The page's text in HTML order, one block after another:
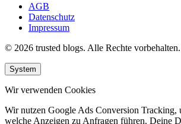
AGB
Datenschutz
Impressum
© 2026 trusted blogs. Alle Rechte vorbehalten.
System
Wir verwenden Cookies
Wir nutzen Google Ads Conversion Tracking,
welche Anzeigen zu Anfragen führen. Deine